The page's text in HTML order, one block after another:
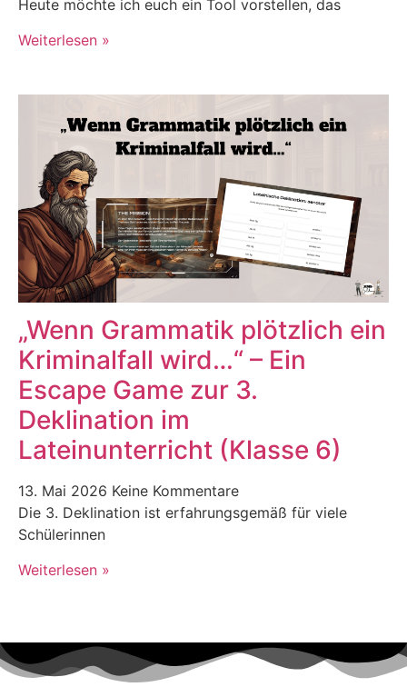
Heute möchte ich euch ein Tool vorstellen, das
Weiterlesen »
„Wenn Grammatik plötzlich ein
Kriminalfall wird…“ – Ein
Escape Game zur 3.
Deklination im
Lateinunterricht (Klasse 6)
13. Mai 2026 Keine Kommentare
Die 3. Deklination ist erfahrungsgemäß für viele
Schülerinnen
Weiterlesen »